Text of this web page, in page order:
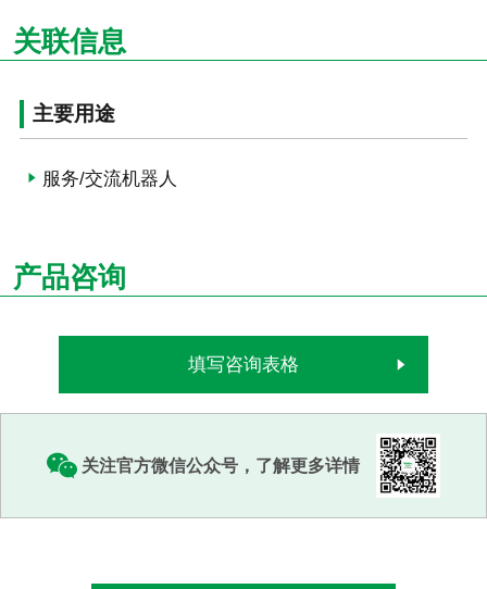
关联信息
主要用途
服务/交流机器人
产品咨询
填写咨询表格
关注官方微信公众号，了解更多详情